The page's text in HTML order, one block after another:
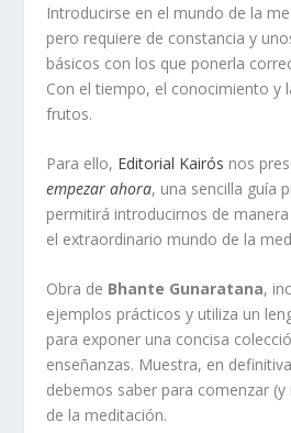
Introducirse en el mundo de la
pero requiere de constancia y
básicos con los que ponerla
Con el tiempo, el conocimiento y
frutos.
Para ello, Editorial Kairós nos
empezar ahora, una sencilla guía
permitirá introducirnos de
el extraordinario mundo de la
Obra de Bhante Gunaratana,
ejemplos prácticos y utiliza un
para exponer una concisa
enseñanzas. Muestra, en
debemos saber para comenzar
de la meditación.